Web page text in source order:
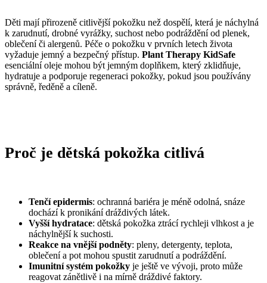
Děti mají přirozeně citlivější pokožku než dospělí, která je náchylná
k zarudnutí, drobné vyrážky, suchost nebo podráždění od plenek,
oblečení či alergenů. Péče o pokožku v prvních letech života
vyžaduje jemný a bezpečný přístup. Plant Therapy KidSafe
esenciální oleje mohou být jemným doplňkem, který zklidňuje,
hydratuje a podporuje regeneraci pokožky, pokud jsou používány
správně, ředěně a cíleně.
Proč je dětská pokožka citlivá
Tenčí epidermis: ochranná bariéra je méně odolná, snáze
dochází k pronikání dráždivých látek.
Vyšší hydratace: dětská pokožka ztrácí rychleji vlhkost a je
náchylnější k suchosti.
Reakce na vnější podněty: pleny, detergenty, teplota,
oblečení a pot mohou spustit zarudnutí a podráždění.
Imunitní systém pokožky je ještě ve vývoji, proto může
reagovat zánětlivě i na mírně dráždivé faktory.